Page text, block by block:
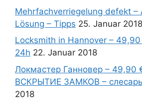
Mehrfachverriegelung defekt –
Lösung – Tipps 25. Januar 2018
Locksmith in Hannover –
24h 22. Januar 2018
Локмастер Ганновер –
ВСКРЫТИЕ ЗАМКОВ – слесарь
2018